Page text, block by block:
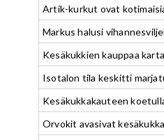
Artik-kurkut ovat
Markus halusi
Kesäkukkien kauppaa
Isotalon tila keskitti
Kesäkukkakauteen
Orvokit avasivat